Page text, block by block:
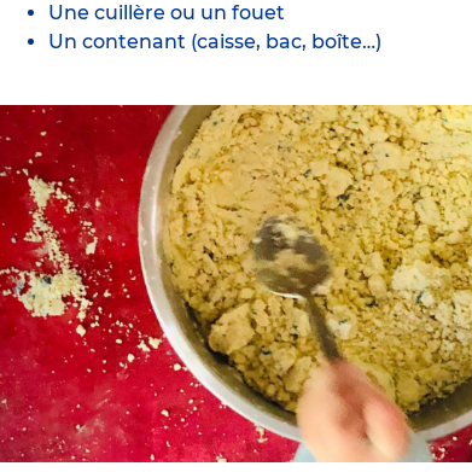
Une cuillère ou un fouet
Un contenant (caisse, bac, boîte…)